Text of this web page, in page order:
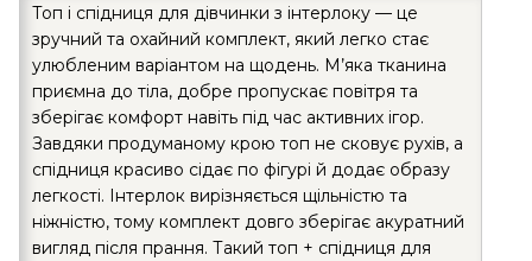
Топ і спідниця для дівчинки з інтерлоку — це
зручний та охайний комплект, який легко стає
улюбленим варіантом на щодень. М’яка тканина
приємна до тіла, добре пропускає повітря та
зберігає комфорт навіть під час активних ігор.
Завдяки продуманому крою топ не сковує рухів, а
спідниця красиво сідає по фігурі й додає образу
легкості. Інтерлок вирізняється щільністю та
ніжністю, тому комплект довго зберігає акуратний
вигляд після прання. Такий топ + спідниця для